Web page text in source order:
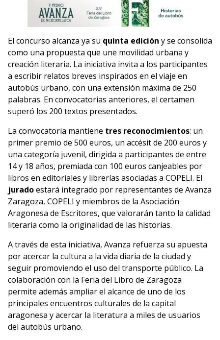
El concurso alcanza ya su quinta edición y se consolida
como una propuesta que une movilidad urbana y
creación literaria. La iniciativa invita a los participantes
a escribir relatos breves inspirados en el viaje en
autobús urbano, con una extensión máxima de 250
palabras. En convocatorias anteriores, el certamen
superó los 200 textos presentados.
La convocatoria mantiene tres reconocimientos: un
primer premio de 500 euros, un accésit de 200 euros y
una categoría juvenil, dirigida a participantes de entre
14 y 18 años, premiada con 100 euros canjeables por
libros en editoriales y librerías asociadas a COPELI. El
juradoestará integrado por representantes de Avanza
Zaragoza, COPELI y miembros de la Asociación
Aragonesa de Escritores, que valorarán tanto la calidad
literaria como la originalidad de las historias.
A través de esta iniciativa, Avanza refuerza su apuesta
por acercar la cultura a la vida diaria de la ciudad y
seguir promoviendo el uso del transporte público. La
colaboración con la Feria del Libro de Zaragoza
permite además ampliar el alcance de uno de los
principales encuentros culturales de la capital
aragonesa y acercar la literatura a miles de usuarios
del autobús urbano.